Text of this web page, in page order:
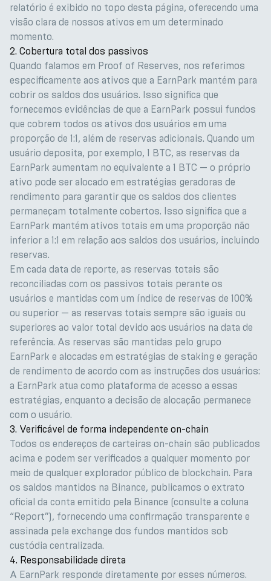
relatório é exibido no topo desta página, oferecendo uma
visão clara de nossos ativos em um determinado
momento.
2. Cobertura total dos passivos
Quando falamos em Proof of Reserves, nos referimos
especificamente aos ativos que a EarnPark mantém para
cobrir os saldos dos usuários. Isso significa que
fornecemos evidências de que a EarnPark possui fundos
que cobrem todos os ativos dos usuários em uma
proporção de 1:1, além de reservas adicionais. Quando um
usuário deposita, por exemplo, 1 BTC, as reservas da
EarnPark aumentam no equivalente a 1 BTC — o próprio
ativo pode ser alocado em estratégias geradoras de
rendimento para garantir que os saldos dos clientes
permaneçam totalmente cobertos. Isso significa que a
EarnPark mantém ativos totais em uma proporção não
inferior a 1:1 em relação aos saldos dos usuários, incluindo
reservas.
Em cada data de reporte, as reservas totais são
reconciliadas com os passivos totais perante os
usuários e mantidas com um índice de reservas de 100%
ou superior — as reservas totais sempre são iguais ou
superiores ao valor total devido aos usuários na data de
referência. As reservas são mantidas pelo grupo
EarnPark e alocadas em estratégias de staking e geração
de rendimento de acordo com as instruções dos usuários:
a EarnPark atua como plataforma de acesso a essas
estratégias, enquanto a decisão de alocação permanece
com o usuário.
3. Verificável de forma independente on-chain
Todos os endereços de carteiras on-chain são publicados
acima e podem ser verificados a qualquer momento por
meio de qualquer explorador público de blockchain. Para
os saldos mantidos na Binance, publicamos o extrato
oficial da conta emitido pela Binance (consulte a coluna
“Report”), fornecendo uma confirmação transparente e
assinada pela exchange dos fundos mantidos sob
custódia centralizada.
4. Responsabilidade direta
A EarnPark responde diretamente por esses números.